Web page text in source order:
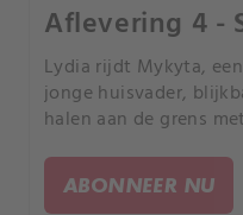
Aflevering 4 -
Lydia rijdt Mykyta,
jonge huisvader,
halen aan de grens
onthullen hun
angsten.
ABONNEER NU